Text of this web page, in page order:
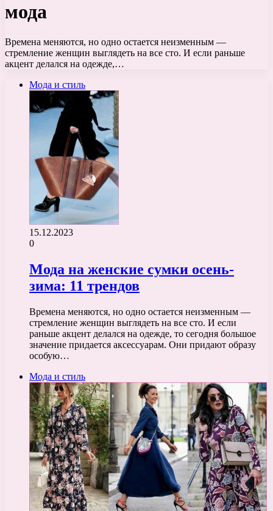
мода
Времена меняются, но одно остается неизменным —
стремление женщин выглядеть на все сто. И если раньше
акцент делался на одежде,…
Мода и стиль
15.12.2023
0
Мода на женские сумки осень-
зима: 11 трендов
Времена меняются, но одно остается неизменным —
стремление женщин выглядеть на все сто. И если
раньше акцент делался на одежде, то сегодня большое
значение придается аксессуарам. Они придают образу
особую…
Мода и стиль